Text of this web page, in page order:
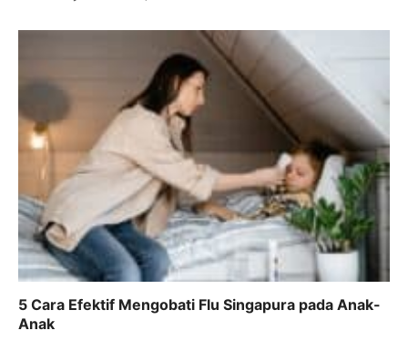
5 Cara Efektif Mengobati Flu Singapura pada Anak-
Anak